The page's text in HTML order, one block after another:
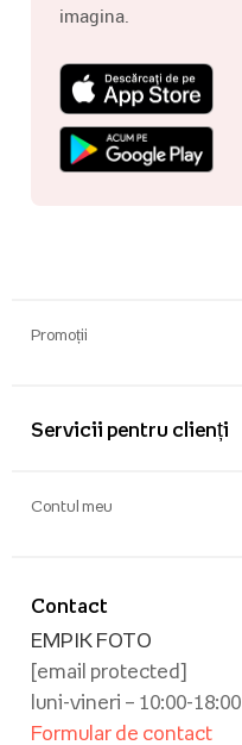
imagina.
Promoții
Servicii pentru clienți
Contact
EMPIK FOTO
[email protected]
luni-vineri – 10:00-18:00
Formular de contact
Contul meu